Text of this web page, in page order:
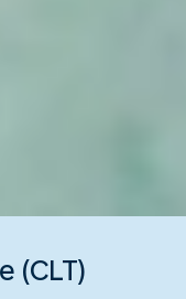
(CLT)